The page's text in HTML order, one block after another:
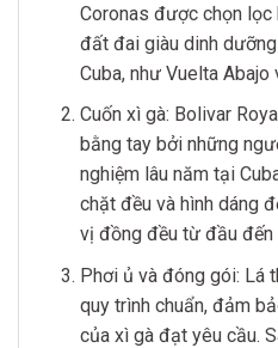
Coronas được chọn
đất đai giàu dinh
Cuba, như Vuelta Abajo
Cuốn xì gà: Bolivar
bằng tay bởi những
nghiệm lâu năm tại
chặt đều và hình dáng
vị đồng đều từ đầu đến
Phơi ủ và đóng gói: Lá
quy trình chuẩn, đảm
của xì gà đạt yêu cầu.